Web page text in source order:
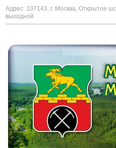
Адрес: 107143, г. Москва, Открытое
выходной